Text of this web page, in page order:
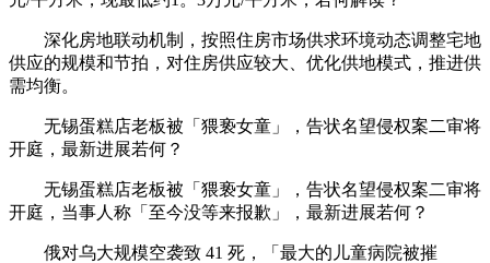
深化房地联动机制，按照住房市场供求环境动态调整宅地
供应的规模和节拍，对住房供应较大、优化供地模式，推进供
需均衡。
无锡蛋糕店老板被「猥亵女童」，告状名望侵权案二审将
开庭，最新进展若何？
无锡蛋糕店老板被「猥亵女童」，告状名望侵权案二审将
开庭，当事人称「至今没等来报歉」，最新进展若何？
俄对乌大规模空袭致 41 死，「最大的儿童病院被摧